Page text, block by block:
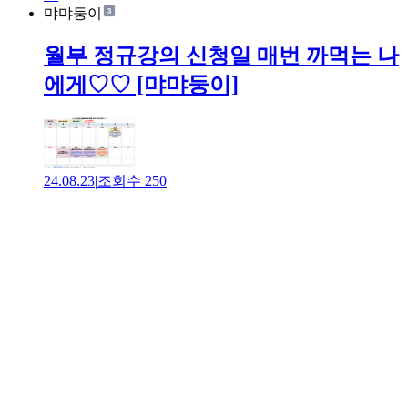
먀먀둥이
월부 정규강의 신청일 매번 까먹는 나
에게♡♡ [먀먀둥이]
24.08.23|조회수 250